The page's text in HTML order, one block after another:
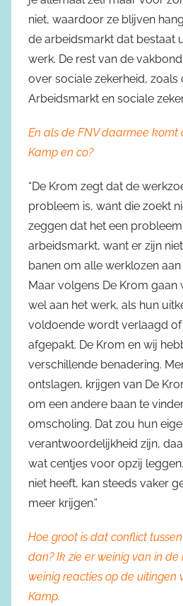
niet, waardoor ze blijven
de arbeidsmarkt dat bestaat
werk. De rest van de
over sociale zekerheid, zoals
Arbeidsmarkt en sociale
En als de FNV daarmee komt
Kamp en co?
“De Krom zegt dat de
probleem is, want die zoekt
zeggen dat het een
arbeidsmarkt, want er zijn
banen om alle werklozen
Maar volgens De Krom gaan
wel aan het werk, als hun
voldoende wordt verlaagd
afgepakt. De Krom en wij
verschillende benadering.
ontslagen, krijgen van De
om een andere baan te
omscholing. Dat zou hun
verantwoordelijkheid zijn,
wat centjes voor opzij
niet heeft, kan steeds vaker
meer krijgen.”
Hoe groot is dat conflict
dan? Ik zie er weinig van in
weinig reacties op de uitingen
Kamp.